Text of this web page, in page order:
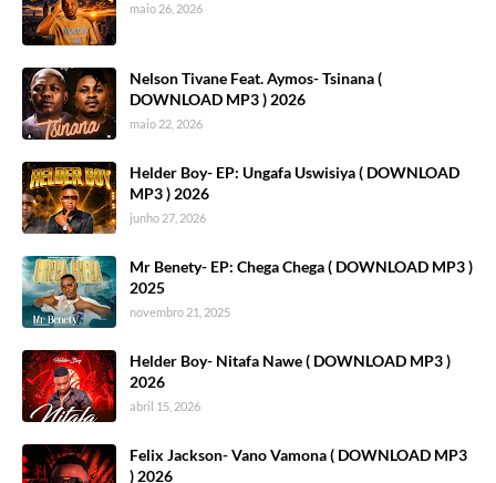
maio 26, 2026
Nelson Tivane Feat. Aymos- Tsinana (
DOWNLOAD MP3 ) 2026
maio 22, 2026
Helder Boy- EP: Ungafa Uswisiya ( DOWNLOAD
MP3 ) 2026
junho 27, 2026
Mr Benety- EP: Chega Chega ( DOWNLOAD MP3 )
2025
novembro 21, 2025
Helder Boy- Nitafa Nawe ( DOWNLOAD MP3 )
2026
abril 15, 2026
Felix Jackson- Vano Vamona ( DOWNLOAD MP3
) 2026